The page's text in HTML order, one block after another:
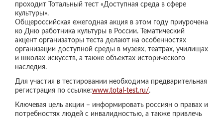
проходит
Тотальный тест «Доступная среда в сфере
культуры».
Общероссийская ежегодная акция в этом году приурочена
ко Дню работника культуры в России. Тематический
акцент организаторы теста делают на особенностях
организации доступной среды в музеях, театрах, училищах
и школах искусств, а также объектах исторического
наследия.
Для участия в тестировании необходима предварительная
регистрация по ссылке:www.total-test.ru/.
Ключевая цель акции – информировать россиян о правах и
потребностях людей с инвалидностью, а также привлечь